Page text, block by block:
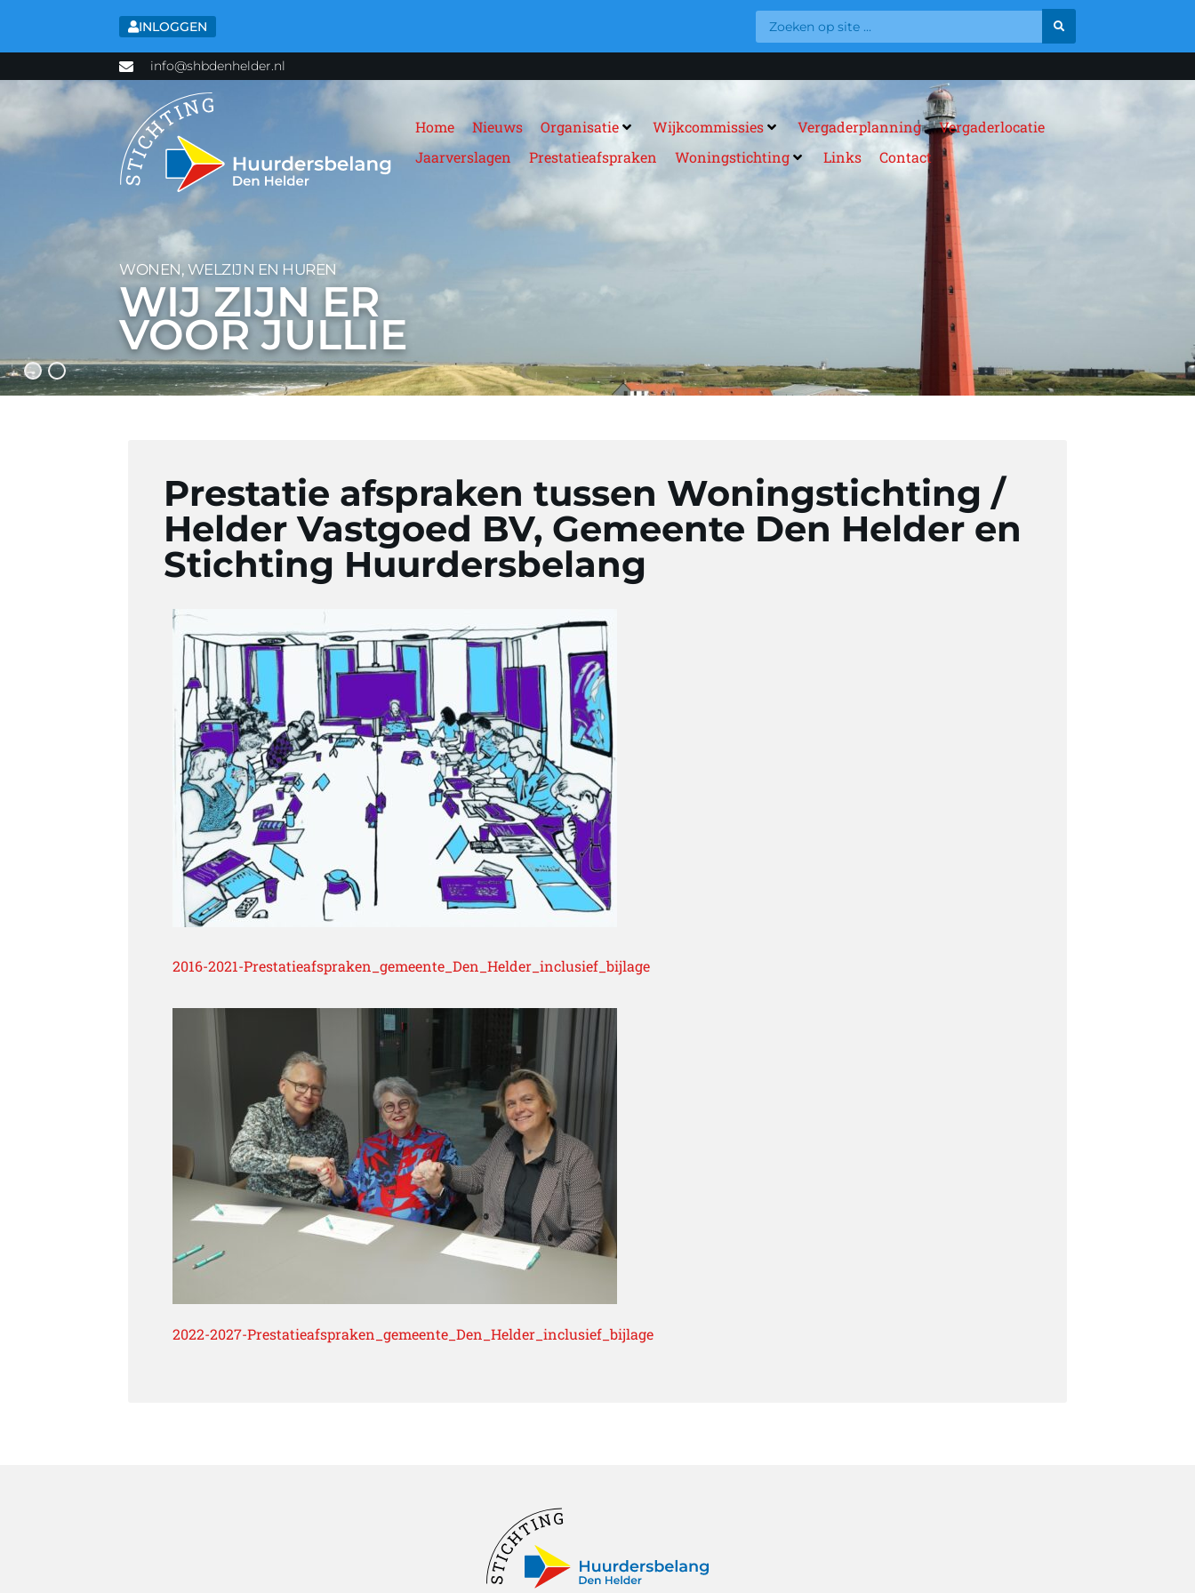
INLOGGEN
info@shbdenhelder.nl
Home Nieuws Organisatie Wijkcommissies Vergaderplanning
Vergaderlocatie
Jaarverslagen
Prestatieafspraken Woningstichting Links Contact
WONEN, WELZIJN EN HUREN
WIJ ZIJN ER
VOOR JULLIE
Prestatie afspraken tussen Woningstichting /
Helder Vastgoed BV, Gemeente Den Helder en
Stichting Huurdersbelang
2016-2021-Prestatieafspraken_gemeente_Den_Helder_inclusief_bijlage
2022-2027-Prestatieafspraken_gemeente_Den_Helder_inclusief_bijlage